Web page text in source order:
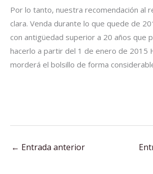
Por lo tanto, nuestra recomendación al
clara. Venda durante lo que quede de
con antigüedad superior a 20 años que
hacerlo a partir del 1 de enero de 2015
morderá el bolsillo de forma
← Entrada anterior